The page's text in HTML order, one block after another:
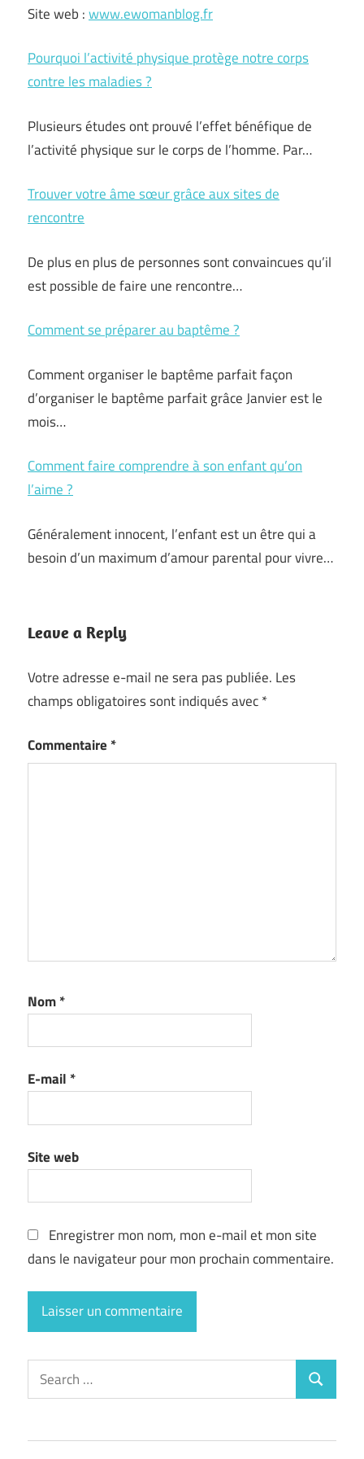
Site web :www.ewomanblog.fr
Pourquoi l’activité physique protège notre corps
contre les maladies ?
Plusieurs études ont prouvé l’effet bénéfique de
l’activité physique sur le corps de l’homme. Par…
Trouver votre âme sœur grâce aux sites de
rencontre
De plus en plus de personnes sont convaincues qu’il
est possible de faire une rencontre…
Comment se préparer au baptême ?
Comment organiser le baptême parfait façon
d’organiser le baptême parfait grâce Janvier est le
mois…
Comment faire comprendre à son enfant qu’on
l’aime ?
Généralement innocent, l’enfant est un être qui a
besoin d’un maximum d’amour parental pour vivre…
Leave a Reply
Votre adresse e-mail ne sera pas publiée. Les
champs obligatoires sont indiqués avec*
Commentaire *
Nom*
E-mail *
Site web
Enregistrer mon nom, mon e-mail et mon site
dans le navigateur pour mon prochain commentaire.
Search
for:
Search